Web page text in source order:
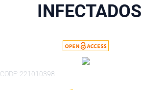
CODE: 221010398